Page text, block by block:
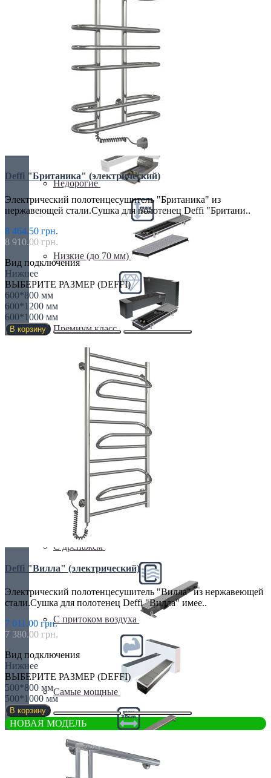
Климаконвекторы
Недорогие
Низкие (до 70 мм)
Премиум класс
Радиусные/Угловые
С вентилятором
С дренажем
С притоком воздуха
Самые мощные
Deffi "Британика" (электрический)
Электрический полотенцесушитель "Британика" из
нержавеющей стали.Сушка для полотенец Deffi "Британи..
8 464.50 грн.
8 910.00 грн.
Вид подключения
Нижнее
ВЫБЕРИТЕ РАЗМЕР (DEFFI)
600*800 мм
600*1200 мм
600*1000 мм
В корзину
Deffi "Вилла" (электрический)
Электрический полотенцесушитель "Вилла" из нержавеющей
стали.Сушка для полотенец Deffi "Вилла" имее..
7 011.00 грн.
7 380.00 грн.
Вид подключения
Нижнее
ВЫБЕРИТЕ РАЗМЕР (DEFFI)
500*800 мм
500*1000 мм
В корзину
НОВАЯ МОДЕЛЬ